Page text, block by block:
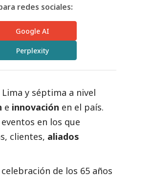
redes sociales:
Google AI
Perplexity
y séptima a nivel
e innovación en el país.
en los que
clientes, aliados
de los 65 años